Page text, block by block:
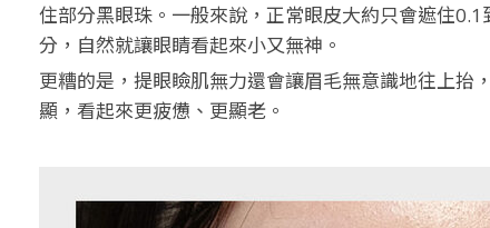
住部分黑眼珠。一般來說，正常眼皮大約只會遮住
分，自然就讓眼睛看起來小又無神。
更糟的是，提眼瞼肌無力還會讓眉毛無意識地往上抬
顯，看起來更疲憊、更顯老。